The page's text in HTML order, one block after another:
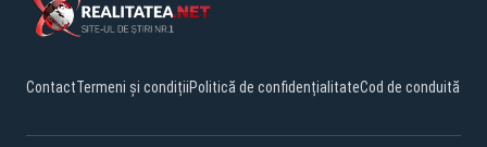
ContactTermeni și condițiiPolitică de confidențialitateCod de conduită